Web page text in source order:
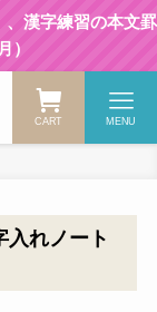
、漢字練習の本文罫
）
CART MENU
入れノート